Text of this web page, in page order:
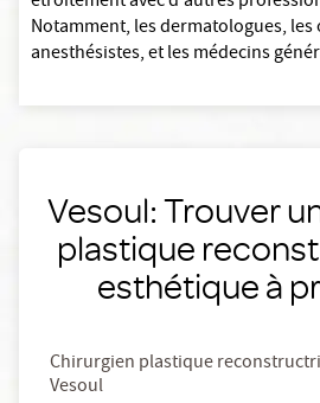
Notamment, les dermatologues, les
anesthésistes, et les médecins
Vesoul: Trouver
plastique
esthétique à
Chirurgien plastique
Vesoul